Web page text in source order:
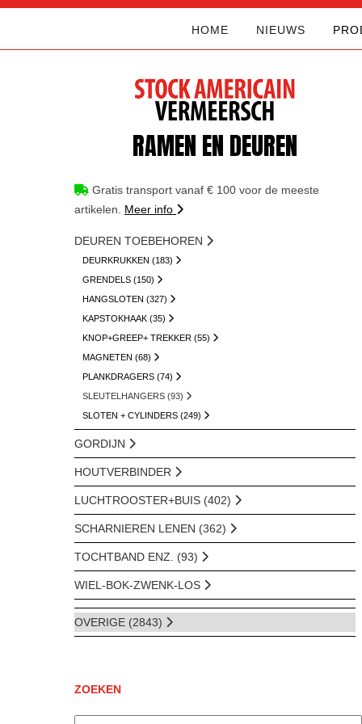
HOME NIEUWS
RAMEN EN DEUREN
Gratis transport vanaf € 100 voor de meeste
artikelen. Meer info
DEUREN TOEBEHOREN
DEURKRUKKEN (183)
GRENDELS (150)
HANGSLOTEN (327)
KAPSTOKHAAK (35)
KNOP+GREEP+ TREKKER (55)
MAGNETEN (68)
PLANKDRAGERS (74)
SLEUTELHANGERS (93)
SLOTEN + CYLINDERS (249)
GORDIJN
HOUTVERBINDER
LUCHTROOSTER+BUIS (402)
SCHARNIEREN LENEN (362)
TOCHTBAND ENZ. (93)
WIEL-BOK-ZWENK-LOS
OVERIGE (2843)
ZOEKEN